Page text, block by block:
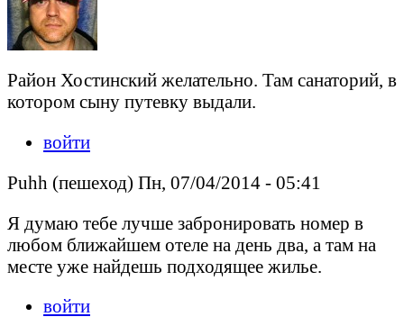
Район Хостинский желательно. Там санаторий, в
котором сыну путевку выдали.
войти
Puhh (пешеход) Пн, 07/04/2014 - 05:41
Я думаю тебе лучше забронировать номер в
любом ближайшем отеле на день два, а там на
месте уже найдешь подходящее жилье.
войти